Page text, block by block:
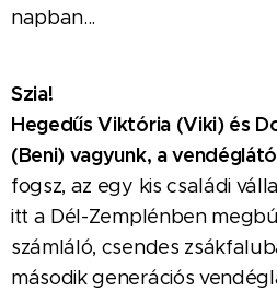
napban...
Szia!
Hegedűs Viktória (Viki) és
(Beni) vagyunk, a
fogsz, az egy kis családi
itt a Dél-Zemplénben
számláló, csendes
második generációs